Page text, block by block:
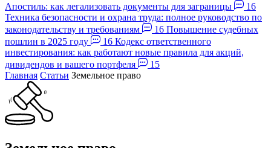
Апостиль: как легализовать документы для заграницы
16
Техника безопасности и охрана труда: полное руководство по
законодательству и требованиям
16 Повышение судебных
пошлин в 2025 году
16 Кодекс ответственного
инвестирования: как работают новые правила для акций,
дивидендов и вашего портфеля
15
Главная Статьи Земельное право